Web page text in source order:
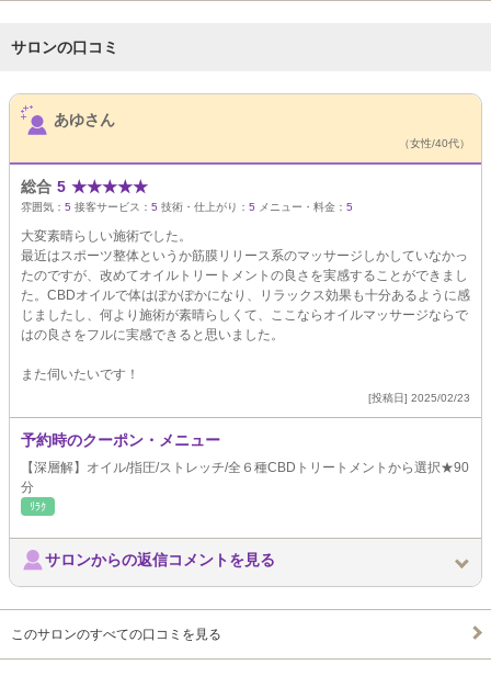
サロンの口コミ
サロンPick Up
あゆさん
（女性/40代）
総合 5 ★★★★★
雰囲気： 5 接客サービス： 5 技術・仕上がり： 5 メニュー・料金： 5
大変素晴らしい施術でした。
最近はスポーツ整体というか筋膜リリース系のマッサージしかしていなかっ
たのですが、改めてオイルトリートメントの良さを実感することができまし
た。CBDオイルで体はぽかぽかになり、リラックス効果も十分あるように感
じましたし、何より施術が素晴らしくて、ここならオイルマッサージならで
はの良さをフルに実感できると思いました。
また伺いたいです！
[投稿日] 2025/02/23
予約時のクーポン・メニュー
【深層解】オイル/指圧/ストレッチ/全６種CBDトリートメントから選択★90
分
ﾘﾗｸ
サロンからの返信コメントを見る
このサロンのすべての口コミを見る